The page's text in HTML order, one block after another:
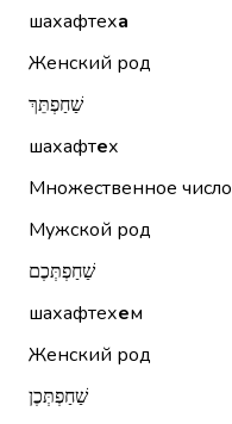
шахафтеха
Женский род
שַׁחַפְתֵּךְ
шахафтех
Множественное число
Мужской род
שַׁחַפְתְּכֶם
шахафтехем
Женский род
שַׁחַפְתְּכֶן